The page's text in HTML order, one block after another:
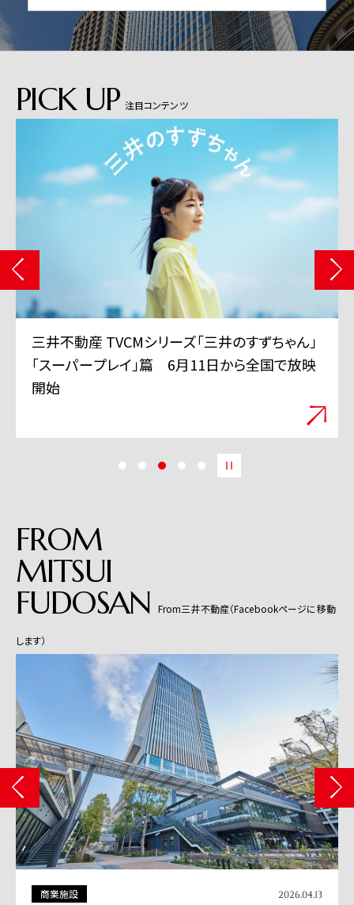
PICK UP 注目コンテンツ
三井グループは350周年を迎えました
(記念サイトに遷移します)
FROM
MITSUI
FUDOSAN From三井不動産（Facebookページに移動
します）
その他 2026.04.01